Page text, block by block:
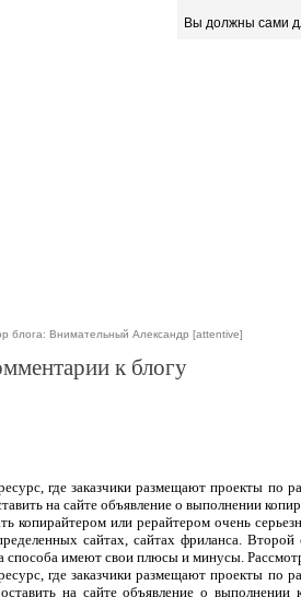
Вы должны сами
блога: Внимательный Александр [attentive]
к блогу
где заказчики размещают проекты по
на сайте объявление о выполнении
копирайтером или рерайтером очень
сайтах, сайтах фриланса.
способа имеют свои плюсы и минусы.
где заказчики размещают проекты по
на сайте объявление о